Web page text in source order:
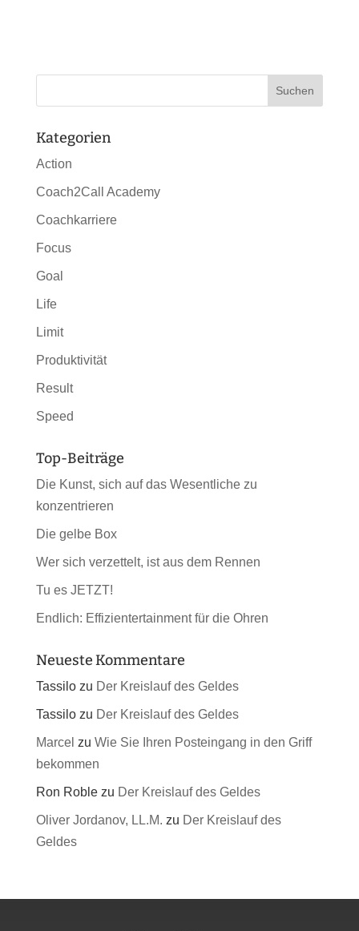
Kategorien
Action
Coach2Call Academy
Coachkarriere
Focus
Goal
Life
Limit
Produktivität
Result
Speed
Top-Beiträge
Die Kunst, sich auf das Wesentliche zu
konzentrieren
Die gelbe Box
Wer sich verzettelt, ist aus dem Rennen
Tu es JETZT!
Endlich: Effizientertainment für die Ohren
Neueste Kommentare
Tassilozu Der Kreislauf des Geldes
Tassilozu Der Kreislauf des Geldes
Marcel zu Wie Sie Ihren Posteingang in den Griff
bekommen
Ron Roblezu Der Kreislauf des Geldes
Oliver Jordanov, LL.M. zu Der Kreislauf des
Geldes